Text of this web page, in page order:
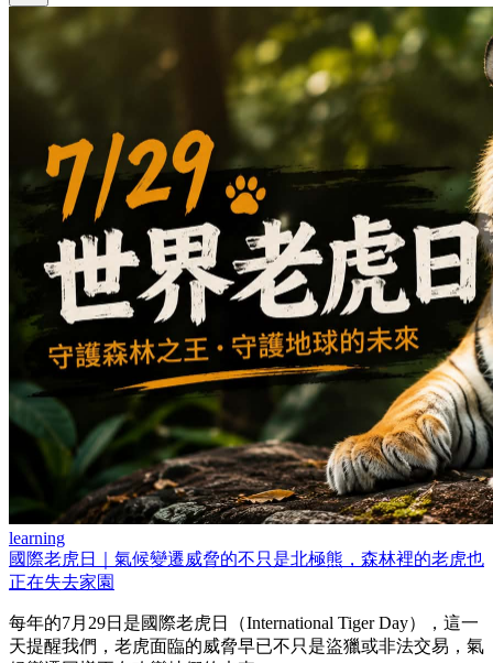
learning
國際老虎日｜氣候變遷威脅的不只是北極熊，森林裡的老虎也
正在失去家園
每年的7月29日是國際老虎日（International Tiger Day），這一
天提醒我們，老虎面臨的威脅早已不只是盜獵或非法交易，氣